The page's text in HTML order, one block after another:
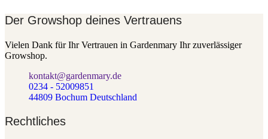
Der Growshop deines Vertrauens
Vielen Dank für Ihr Vertrauen in Gardenmary Ihr zuverlässiger
Growshop.
kontakt@gardenmary.de
0234 - 52009851
44809 Bochum Deutschland
Rechtliches